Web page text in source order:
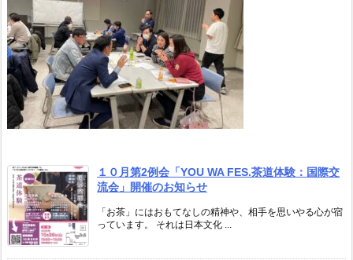
１０月第2例会「YOU WA FES.茶道体験：国際交
流会」開催のお知らせ
「お茶」にはおもてなしの精神や、相手を思いやる心が宿
っています。 それは日本文化 ...